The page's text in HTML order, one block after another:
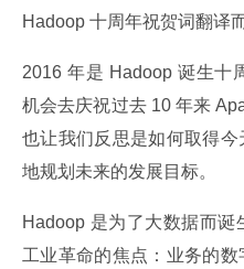
Hadoop 十周年祝贺词翻译
2016 年是 Hadoop 诞生十
机会去庆祝过去 10 年来
也让我们反思是如何取得
地规划未来的发展目标。
Hadoop 是为了大数据而
工业革命的焦点：业务的